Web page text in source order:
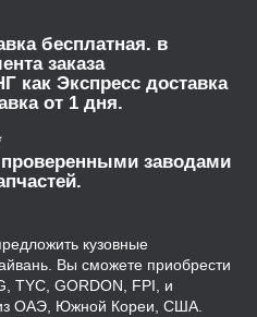
бесплатная. в
заказа
как Экспресс доставка
от 1 дня.
заводами
кузовные
Вы сможете приобрести
TYC, GORDON, FPI, и
из ОАЭ, Южной Кореи, США.